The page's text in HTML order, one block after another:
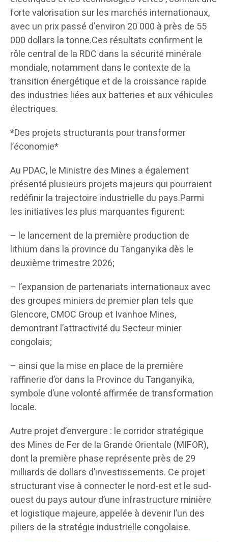
forte valorisation sur les marchés internationaux,
avec un prix passé d’environ 20 000 à près de 55
000 dollars la tonne.Ces résultats confirment le
rôle central de la RDC dans la sécurité minérale
mondiale, notamment dans le contexte de la
transition énergétique et de la croissance rapide
des industries liées aux batteries et aux véhicules
électriques.
*Des projets structurants pour transformer
l’économie*
Au PDAC, le Ministre des Mines a également
présenté plusieurs projets majeurs qui pourraient
redéfinir la trajectoire industrielle du pays.Parmi
les initiatives les plus marquantes figurent:
– le lancement de la première production de
lithium dans la province du Tanganyika dès le
deuxième trimestre 2026;
– l’expansion de partenariats internationaux avec
des groupes miniers de premier plan tels que
Glencore, CMOC Group et Ivanhoe Mines,
demontrant l’attractivité du Secteur minier
congolais;
– ainsi que la mise en place de la première
raffinerie d’or dans la Province du Tanganyika,
symbole d’une volonté affirmée de transformation
locale.
Autre projet d’envergure : le corridor stratégique
des Mines de Fer de la Grande Orientale (MIFOR),
dont la première phase représente près de 29
milliards de dollars d’investissements. Ce projet
structurant vise à connecter le nord-est et le sud-
ouest du pays autour d’une infrastructure minière
et logistique majeure, appelée à devenir l’un des
piliers de la stratégie industrielle congolaise.